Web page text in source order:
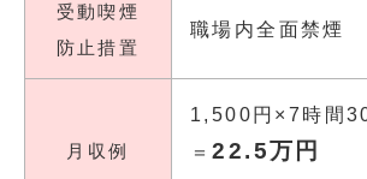
受動喫煙
防止措置
職場内全面禁煙
月収例
1,500円×7時間
＝22.5万円